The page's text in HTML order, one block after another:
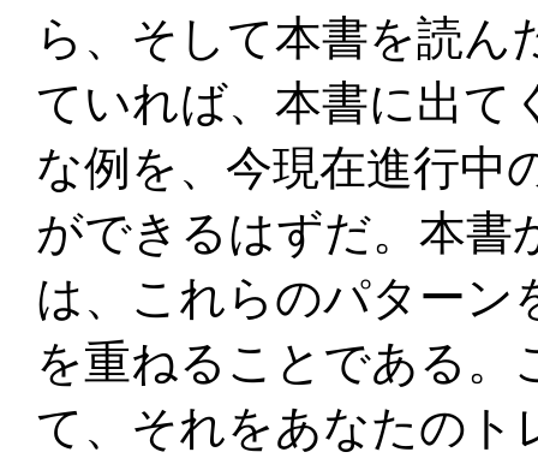
ら、そして本書を読ん
ていれば、本書に出て
な例を、今現在進行中
ができるはずだ。本書
は、これらのパターン
を重ねることである。
て、それをあなたのト